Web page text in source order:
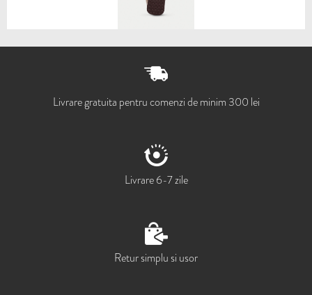
Livrare gratuita pentru comenzi de minim 300 lei
Livrare 6-7 zile
Retur simplu si usor